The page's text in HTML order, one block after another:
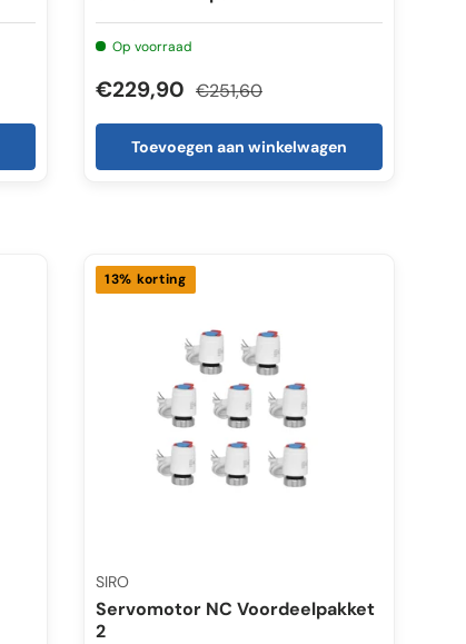
Op voorraad
€229,90 €251,60
Toevoegen aan winkelwagen
13% korting
SIRO
Servomotor NC Voordeelpakket
2